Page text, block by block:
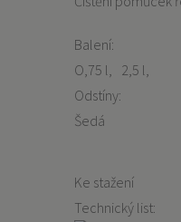
Balení:
O,75 l
2,5 l
Odstíny:
Šedá
Ke stažení
Technický list: